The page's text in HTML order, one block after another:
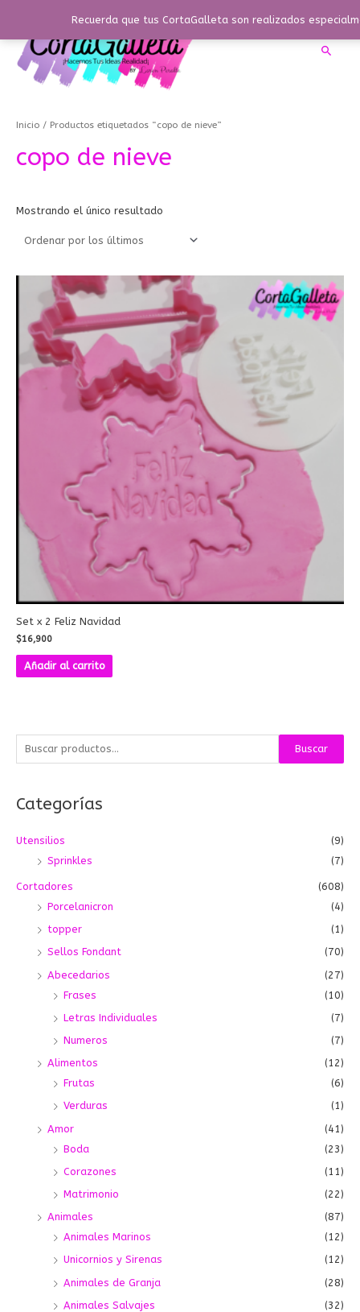
Recuerda que tus CortaGalleta son realizados
contenido
u
c
r
o
Buscar
Categorías
Utensilios
(9)
Sprinkles
(7)
Cortadores
(608)
Porcelanicron
(4)
topper
(1)
Sellos Fondant
(70)
Abecedarios
(27)
Frases
(10)
Letras Individuales
(7)
Numeros
(7)
Alimentos
(12)
Frutas
(6)
Verduras
(1)
Amor
(41)
Boda
(23)
Corazones
(11)
Matrimonio
(22)
Animales
(87)
Animales Marinos
(12)
Unicornios y Sirenas
(12)
Animales de Granja
(28)
Animales Salvajes
(32)
Inicio / Productos etiquetados “copo de nieve”
copo de nieve
Mostrando el único resultado
Set x 2 Feliz Navidad
$16,900
Añadir al carrito